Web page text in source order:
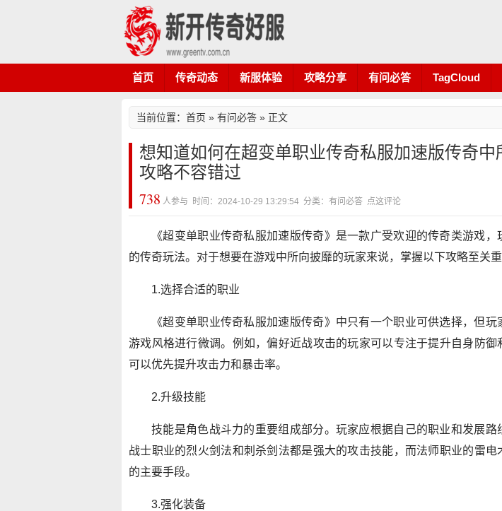
首页 传奇动态 新服体验 攻略分享 有问必答 TagCloud
当前位置： 首页 » 有问必答 » 正文
想知道如何在超变单职业传奇私服加速版传奇中
攻略不容错过
738 人参与 时间：2024-10-29 13:29:54 分类：有问必答 点这评论
《超变单职业传奇私服加速版传奇》是一款广受欢迎的传奇类游戏
的传奇玩法。对于想要在游戏中所向披靡的玩家来说，掌握以下攻略至关重
1.选择合适的职业
《超变单职业传奇私服加速版传奇》中只有一个职业可供选择，但
游戏风格进行微调。例如，偏好近战攻击的玩家可以专注于提升自身防御
可以优先提升攻击力和暴击率。
2.升级技能
技能是角色战斗力的重要组成部分。玩家应根据自己的职业和发展路
战士职业的烈火剑法和刺杀剑法都是强大的攻击技能，而法师职业的雷电
的主要手段。
3.强化装备